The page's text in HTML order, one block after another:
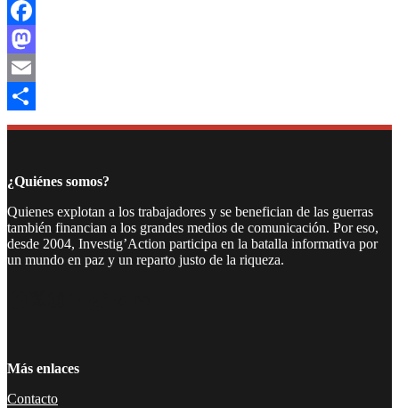
Facebook
Mastodon
Email
Compartir
¿Quiénes somos?
Quienes explotan a los trabajadores y se benefician de las guerras
también financian a los grandes medios de comunicación. Por eso,
desde 2004, Investig’Action participa en la batalla informativa por
un mundo en paz y un reparto justo de la riqueza.
Más enlaces
Contacto